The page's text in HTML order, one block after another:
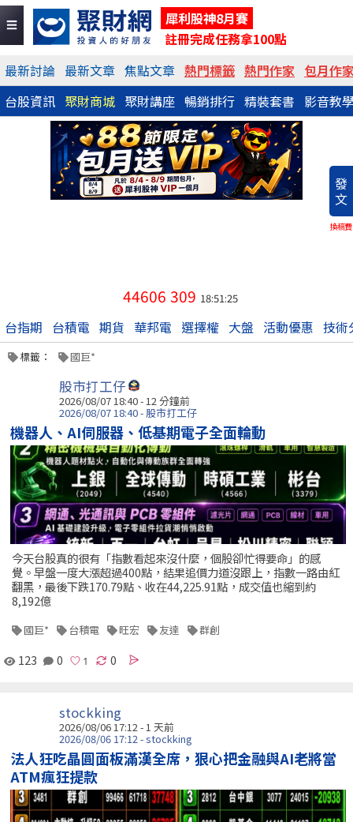
犀利股神8月賽
註冊完成任務拿100點
最新討論 最新文章 焦點文章 熱門標籤 熱門作家 包月作
台股資訊 聚財商城 聚財講座 暢銷排行 精裝套書 影音教
發
文
換稿費
44606 309 18:51:25
台指期 台積電 期貨 華邦電 選擇權 大盤 活動優惠 技術
標籤： 國巨*
股市打工仔
2026/08/07 18:40 -12 分鐘前
2026/08/07 18:40 - 股市打工仔
機器人、AI伺服器、低基期電子全面輪動
今天台股真的很有「指數看起來沒什麼，個股卻忙得要命」的感
覺。早盤一度大漲超過400點，結果追價力道沒跟上，指數一路由紅
翻黑，最後下跌170.79點、收在44,225.91點，成交值也縮到約
8,192億
國巨* 台積電 旺宏 友達 群創
123 0 0
stockking
2026/08/06 17:12 - 1 天前
2026/08/06 17:12 - stockking
法人狂吃晶圓面板滿漢全席，狠心把金融與AI老將當
ATM瘋狂提款